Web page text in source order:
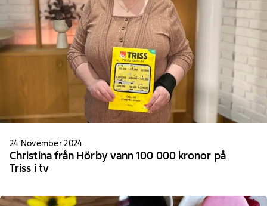
24 November 2024
Christina från Hörby vann 100 000 kronor på
Triss i tv